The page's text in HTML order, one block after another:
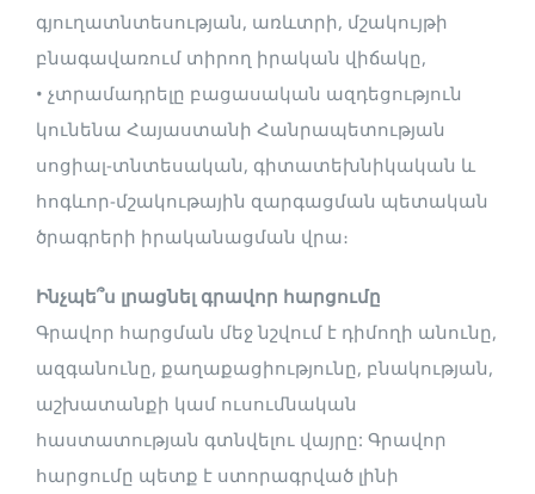
գյուղատնտեսության, առևտրի, մշակույթի
բնագավառում տիրող իրական վիճակը,
• չտրամադրելը բացասական ազդեցություն
կունենա Հայաստանի Հանրապետության
սոցիալ-տնտեսական, գիտատեխնիկական և
հոգևոր-մշակութային զարգացման պետական
ծրագրերի իրականացման վրա։
Ինչպե՞ս լրացնել գրավոր հարցումը
Գրավոր հարցման մեջ նշվում է դիմողի անունը,
ազգանունը, քաղաքացիությունը, բնակության,
աշխատանքի կամ ուսումնական
հաստատության գտնվելու վայրը: Գրավոր
հարցումը պետք է ստորագրված լինի